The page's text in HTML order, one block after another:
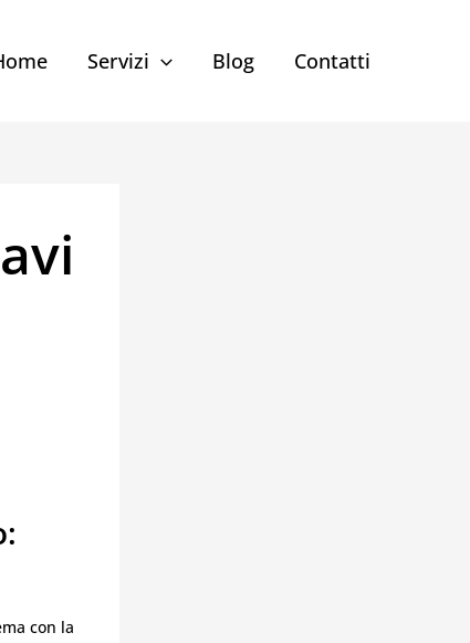
Servizi Blog Contatti
con la